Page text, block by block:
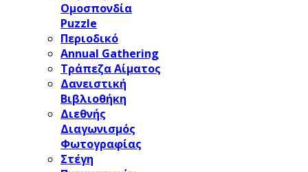
Ομοσπονδία
Puzzle
Περιοδικό
Annual Gathering
Τράπεζα Αίματος
Δανειστική
Βιβλιοθήκη
Διεθνής
Διαγωνισμός
Φωτογραφίας
Στέγη